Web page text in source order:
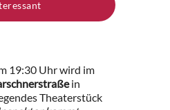
19:30 Uhr wird im
in
Theaterstück